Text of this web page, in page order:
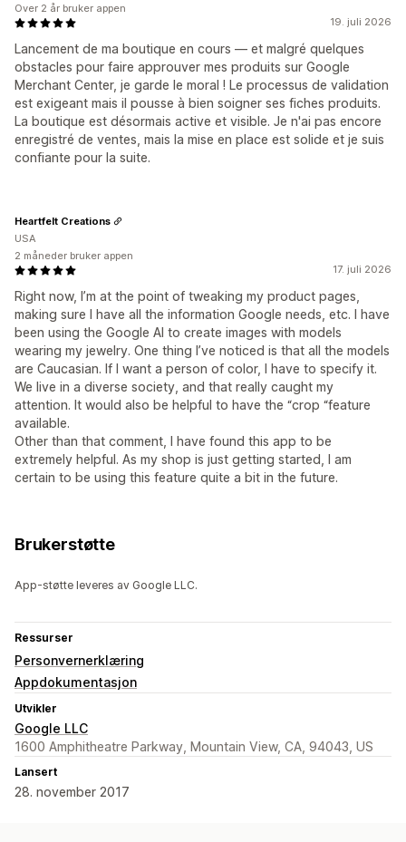
19. juli 2026
Lancement de ma boutique en cours — et malgré quelques
obstacles pour faire approuver mes produits sur Google
Merchant Center, je garde le moral ! Le processus de validation
est exigeant mais il pousse à bien soigner ses fiches produits.
La boutique est désormais active et visible. Je n'ai pas encore
enregistré de ventes, mais la mise en place est solide et je suis
confiante pour la suite.
Over 2 år bruker appen
17. juli 2026
Right now, I’m at the point of tweaking my product pages,
making sure I have all the information Google needs, etc. I have
been using the Google AI to create images with models
wearing my jewelry. One thing I’ve noticed is that all the models
are Caucasian. If I want a person of color, I have to specify it.
We live in a diverse society, and that really caught my
attention. It would also be helpful to have the “crop “feature
available.
Other than that comment, I have found this app to be
extremely helpful. As my shop is just getting started, I am
certain to be using this feature quite a bit in the future.
Heartfelt Creations
USA
2 måneder bruker appen
Brukerstøtte
App-støtte leveres av Google LLC.
Ressurser
Personvernerklæring
Appdokumentasjon
Utvikler
Google LLC
1600 Amphitheatre Parkway, Mountain View, CA, 94043, US
Lansert
28. november 2017